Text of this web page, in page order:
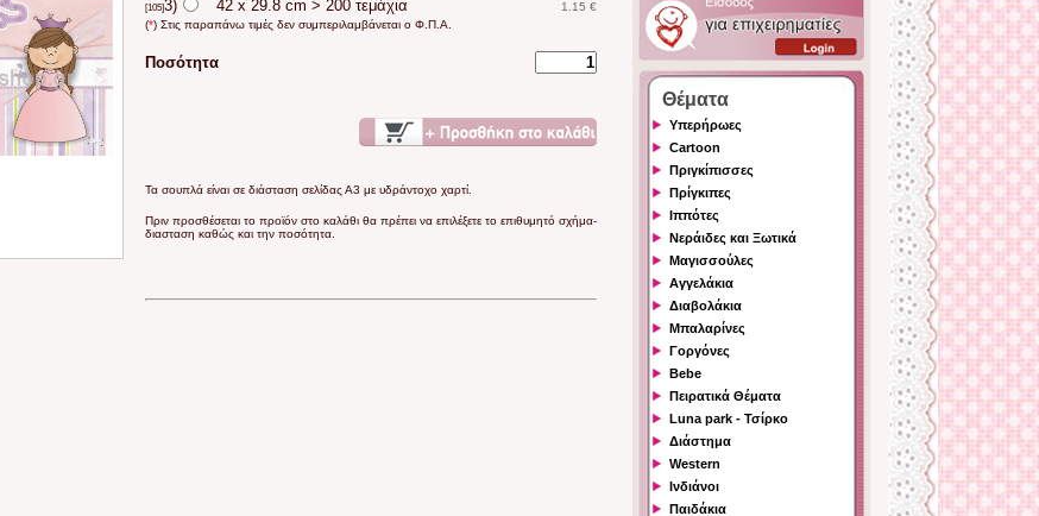
[105]3) 42 x 29.8 cm > 200 τεμάχια
1.15 €
(*) Στις παραπάνω τιμές δεν συμπεριλαμβάνεται ο Φ.Π.Α.
Ποσότητα
Τα σουπλά είναι σε διάσταση σελίδας Α3 με υδράντοχο χαρτί.
Πριν προσθέσεται το προϊόν στο καλάθι θα πρέπει να επιλέξετε το επιθυμητό σχήμα-
διασταση καθώς και την ποσότητα.
Θέματα
Υπερήρωες
Cartoon
Πριγκίπισσες
Πρίγκιπες
Ιππότες
Νεράιδες και Ξωτικά
Μαγισσούλες
Αγγελάκια
Διαβολάκια
Μπαλαρίνες
Γοργόνες
Bebe
Πειρατικά Θέματα
Luna park - Τσίρκο
Διάστημα
Western
Ινδιάνοι
Παιδάκια